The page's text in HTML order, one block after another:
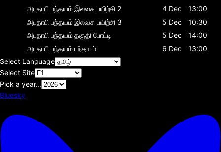
அபுதாபி பந்தயம் இலவச பயிற்சி 2 4 Dec
13:00
அபுதாபி பந்தயம் இலவச பயிற்சி 3 5 Dec
10:30
அபுதாபி பந்தயம் தகுதி போட்டி 5 Dec
14:00
அபுதாபி பந்தயம் பந்தயம் 6 Dec
13:00
Select Language
Select Site
Pick a year...
Bluesky